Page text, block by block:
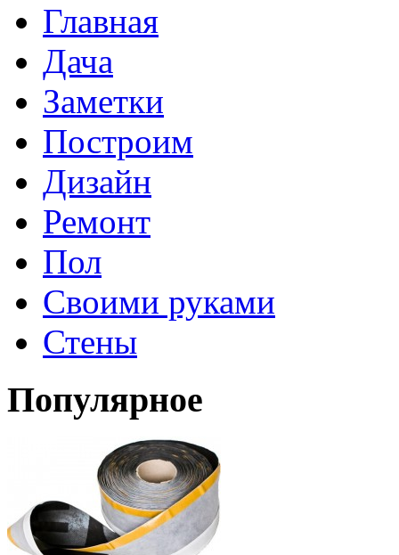
Главная
Дача
Заметки
Построим
Дизайн
Ремонт
Пол
Своими руками
Стены
Популярное